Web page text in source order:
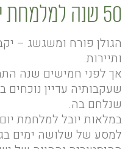
50 שנה למלמחת יום כיפור
הגולן פורח ומשגשג –
ותיירות.
אך לפני חמישים שנה
שעקבותיה עדיין נוכחים
שנלחם בה.
במלאות יובל למלחמת
למסע של שלושה ימים